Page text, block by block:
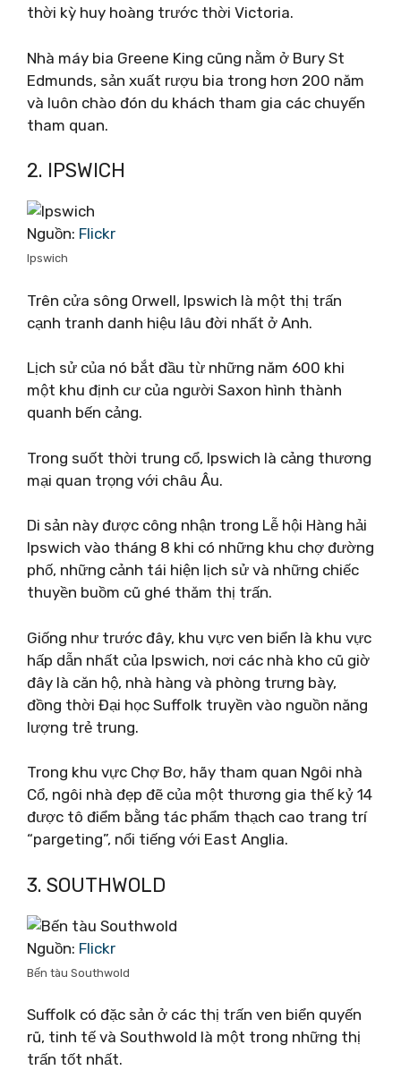
thời kỳ huy hoàng trước thời Victoria.
Nhà máy bia Greene King cũng nằm ở Bury St
Edmunds, sản xuất rượu bia trong hơn 200 năm
và luôn chào đón du khách tham gia các chuyến
tham quan.
2. IPSWICH
Nguồn: Flickr
Ipswich
Trên cửa sông Orwell, Ipswich là một thị trấn
cạnh tranh danh hiệu lâu đời nhất ở Anh.
Lịch sử của nó bắt đầu từ những năm 600 khi
một khu định cư của người Saxon hình thành
quanh bến cảng.
Trong suốt thời trung cổ, Ipswich là cảng thương
mại quan trọng với châu Âu.
Di sản này được công nhận trong Lễ hội Hàng hải
Ipswich vào tháng 8 khi có những khu chợ đường
phố, những cảnh tái hiện lịch sử và những chiếc
thuyền buồm cũ ghé thăm thị trấn.
Giống như trước đây, khu vực ven biển là khu vực
hấp dẫn nhất của Ipswich, nơi các nhà kho cũ giờ
đây là căn hộ, nhà hàng và phòng trưng bày,
đồng thời Đại học Suffolk truyền vào nguồn năng
lượng trẻ trung.
Trong khu vực Chợ Bơ, hãy tham quan Ngôi nhà
Cổ, ngôi nhà đẹp đẽ của một thương gia thế kỷ 14
được tô điểm bằng tác phẩm thạch cao trang trí
“pargeting”, nổi tiếng với East Anglia.
3. SOUTHWOLD
Nguồn: Flickr
Bến tàu Southwold
Suffolk có đặc sản ở các thị trấn ven biển quyến
rũ, tinh tế và Southwold là một trong những thị
trấn tốt nhất.